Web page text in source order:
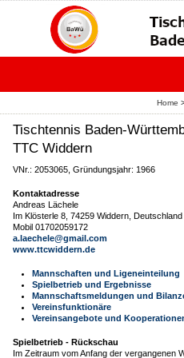
Home
Tischtennis Baden-
TTC Widdern
VNr.: 2053065, Gründungsjahr: 1966
Kontaktadresse
Andreas Lächele
Im Klösterle 8, 74259 Widdern, Deutschland
Mobil 01702059172
a.laechele@gmail.com
www.ttcwiddern.de
Mannschaften und Ligeneinteilung
Spielbetrieb und Ergebnisse
Mannschaftsmeldungen und
Vereinsfunktionäre
Vereinsangebote und
Spielbetrieb - Rückschau
Im Zeitraum vom Anfang der vergangenen